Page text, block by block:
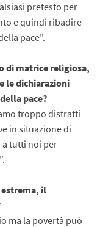
pretesto per
e quindi ribadire
pace”.
di matrice religiosa,
le dichiarazioni
pace?
troppo distratti
in situazione di
a tutti noi per
estrema, il
ma la povertà può